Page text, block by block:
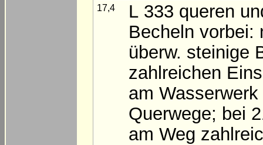
17,4
L 333 queren
Becheln vorbei:
überw. steinige
zahlreichen
am
Querwege; bei
am Weg